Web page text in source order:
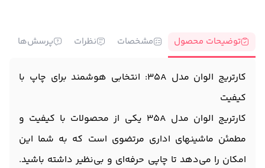
توضیحات محصول مشخصات نظرات پرسش‌ها
کارتریج الوان مدل 35A: انتخابی هوشمند برای چاپ با
کیفیت
کارتریج الوان مدل 35A یکی از محصولات با کیفیت و
مطمئن ماشینهای اداری مرتضوی است که به شما این
امکان را می‌دهد تا چاپی حرفه‌ای و بی‌نظیر داشته باشید.